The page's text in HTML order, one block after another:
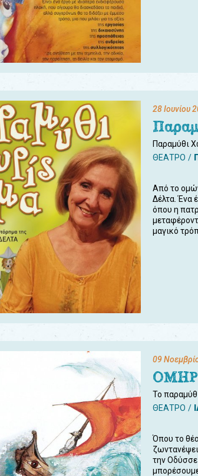
28 Ιουνίου
Παραμύθι
ΘΕΑΤΡΟ
Από το
Δέλτα. Ένα
όπου η
μαγικό
09
Το
ΘΕΑΤΡΟ
Όπου το
την